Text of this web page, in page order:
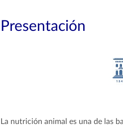
Presentación
La nutrición animal es una de las